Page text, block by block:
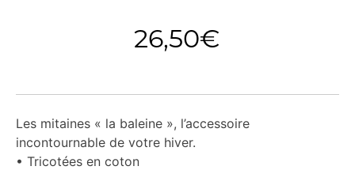
26,50€
Les mitaines « la baleine », l’accessoire
incontournable de votre hiver.
• Tricotées en coton